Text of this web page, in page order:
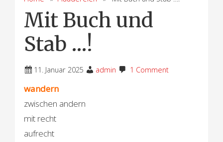
Mit Buch und
Stab …!
11. Januar 2025 admin 1 Comment
wandern
zwischen andern
mit recht
aufrecht